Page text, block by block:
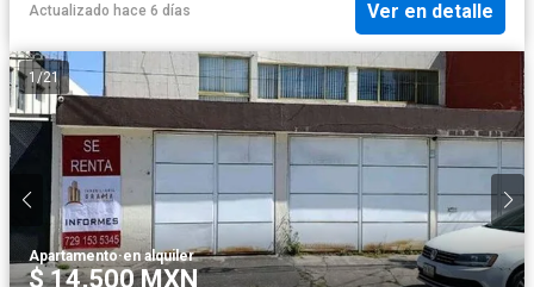
Actualizado hace 6 días Ver en detalle
1 /21
Apartamento·en alquiler
$ 14,500 MXN